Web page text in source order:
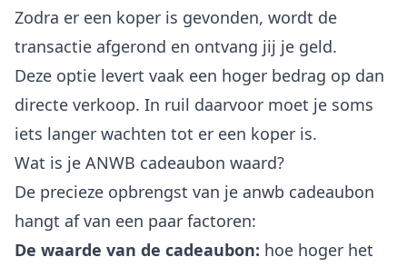
Zodra er een koper is gevonden, wordt de
transactie afgerond en ontvang jij je geld.
Deze optie levert vaak een hoger bedrag op dan
directe verkoop. In ruil daarvoor moet je soms
iets langer wachten tot er een koper is.
Wat is je ANWB cadeaubon waard?
De precieze opbrengst van je anwb cadeaubon
hangt af van een paar factoren:
De waarde van de cadeaubon: hoe hoger het